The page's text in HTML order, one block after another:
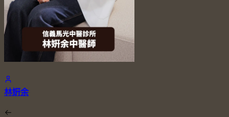
林姸余